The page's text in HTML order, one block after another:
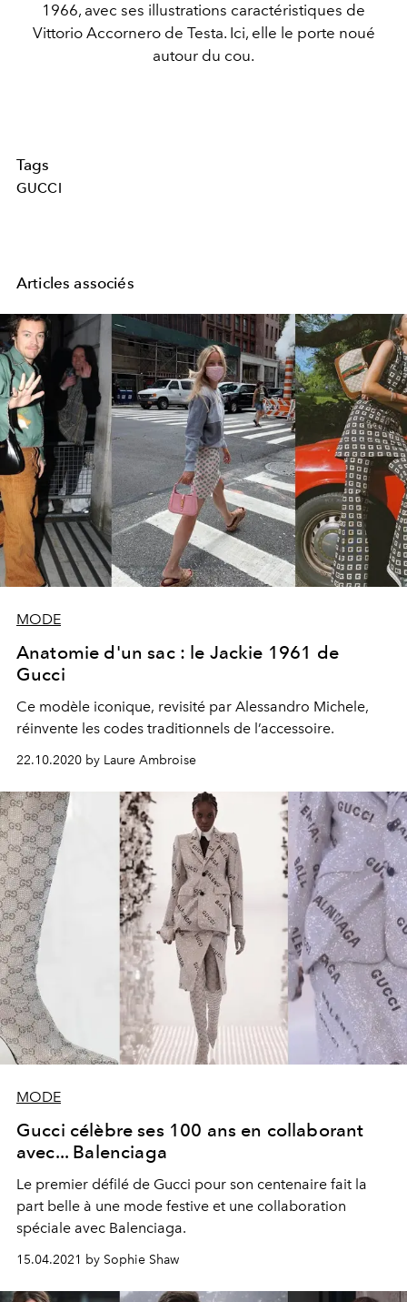
1966, avec ses illustrations caractéristiques de
Vittorio Accornero de Testa. Ici, elle le porte noué
autour du cou.
Tags
GUCCI
Articles associés
MODE
Anatomie d'un sac : le Jackie 1961 de
Gucci
Ce modèle iconique, revisité par Alessandro Michele,
réinvente les codes traditionnels de l’accessoire.
22.10.2020 by Laure Ambroise
MODE
Gucci célèbre ses 100 ans en collaborant
avec... Balenciaga
Le premier défilé de Gucci pour son centenaire fait la
part belle à une mode festive et une collaboration
spéciale avec Balenciaga.
15.04.2021 by Sophie Shaw